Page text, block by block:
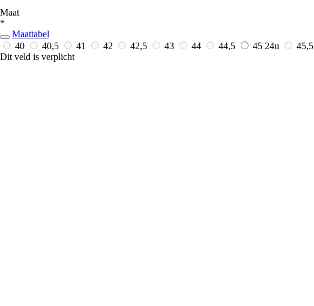
Maat
*
Maattabel
40
40,5 41 42 42,5 43 44 44,5 45 24u 45,5
Dit veld is verplicht